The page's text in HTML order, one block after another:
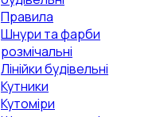
Правила
Шнури та фарби
розмічальні
Лінійки будівельні
Кутники
Кутоміри